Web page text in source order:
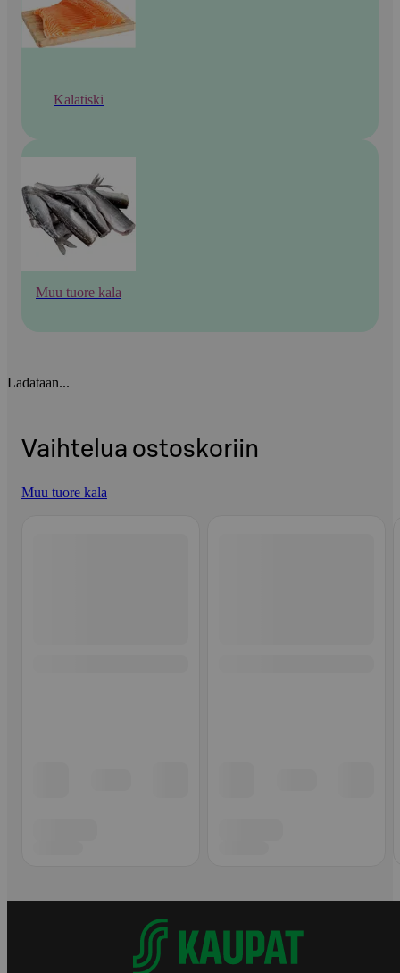
Kalatiski
Muu tuore kala
Ladataan...
Vaihtelua ostoskoriin
Muu tuore kala